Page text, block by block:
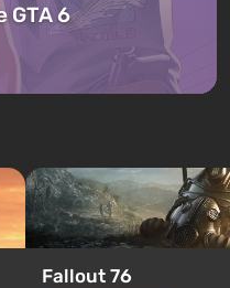
GTA 6
Fallout 76